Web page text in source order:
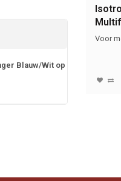
Blauw/Wit op
Voor